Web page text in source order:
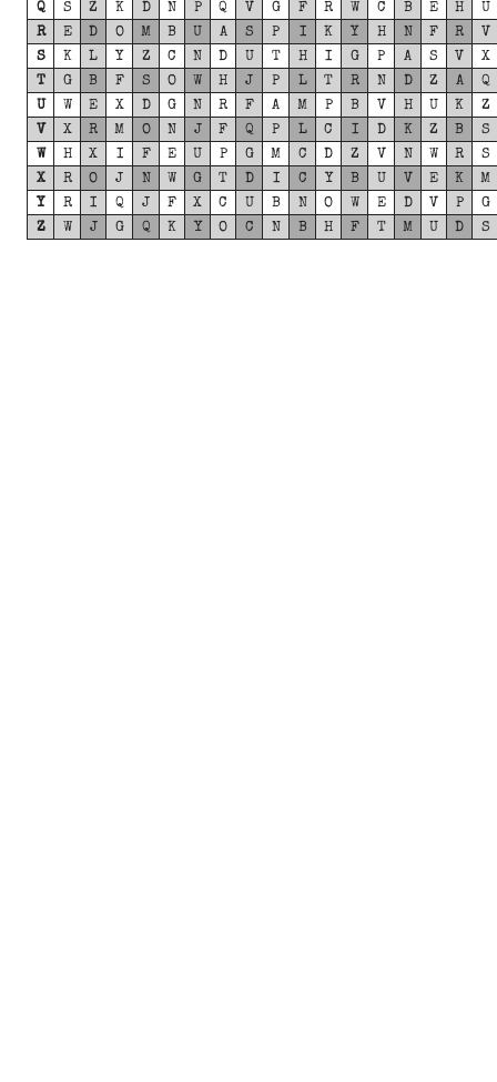
Q
S Z K D N P Q V G F R W C B E H
U
R
E D O M B U A S P I K Y H N F R
V
S
K L Y Z C N D U T H I G P A S V
X
T
G B F S O W H J P L T R N D Z A
Q
U
W E X D G N R F A M P B V H U K
Z
V
X R M O N J F Q P L C I D K Z B
S
W
H X I F E U P G M C D Z V N W R
S
X
R O J N W G T D I C Y B U V E K
M
Y
R I Q J F X C U B N O W E D V P
G
Z
W J G Q K Y O C N B H F T M U D S